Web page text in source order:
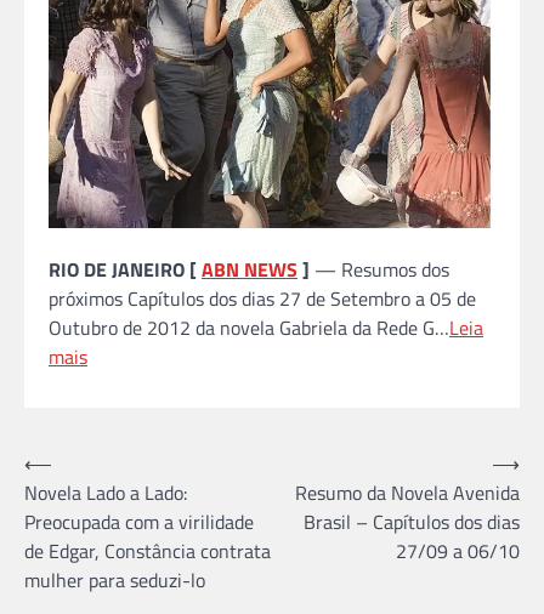
RIO DE JANEIRO [ABN NEWS ] — Resumos dos
próximos Capítulos dos dias 27 de Setembro a 05 de
Outubro de 2012 da novela Gabriela da Rede G…Leia
mais
Navegação
de
Post
⟵
Novela Lado a Lado:
Preocupada com a virilidade
de Edgar, Constância contrata
mulher para seduzi-lo
Resumo da Novela Avenida
Brasil – Capítulos dos dias
27/09 a 06/10
⟶